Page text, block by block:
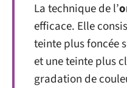
La technique de l’
efficace. Elle
teinte plus foncée
et une teinte plus
gradation de